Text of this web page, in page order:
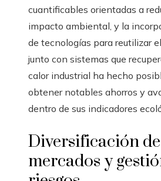
cuantificables orientadas a
impacto ambiental, y la
de tecnologías para reutilizar
junto con sistemas que
calor industrial ha hecho
obtener notables ahorros y
dentro de sus indicadores
Diversificación de
mercados y